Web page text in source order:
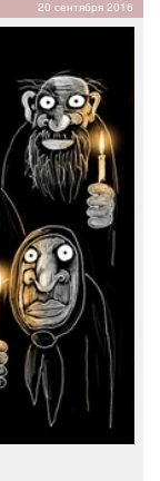
20 сентября 2016